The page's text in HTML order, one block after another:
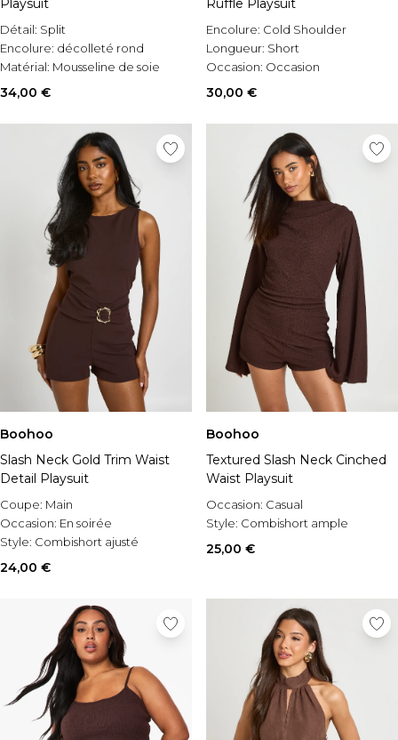
Playsuit
Détail: Split
Encolure: décolleté rond
Matérial: Mousseline de soie
34,00 €
Ruffle Playsuit
Encolure: Cold Shoulder
Longueur: Short
Occasion: Occasion
30,00 €
Boohoo
Slash Neck Gold Trim Waist
Detail Playsuit
Coupe: Main
Occasion: En soirée
Style: Combishort ajusté
24,00 €
Boohoo
Textured Slash Neck Cinched
Waist Playsuit
Occasion: Casual
Style: Combishort ample
25,00 €